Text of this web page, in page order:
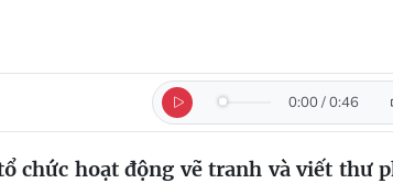
0:00 /0:46
chức hoạt động vẽ tranh và viết thư